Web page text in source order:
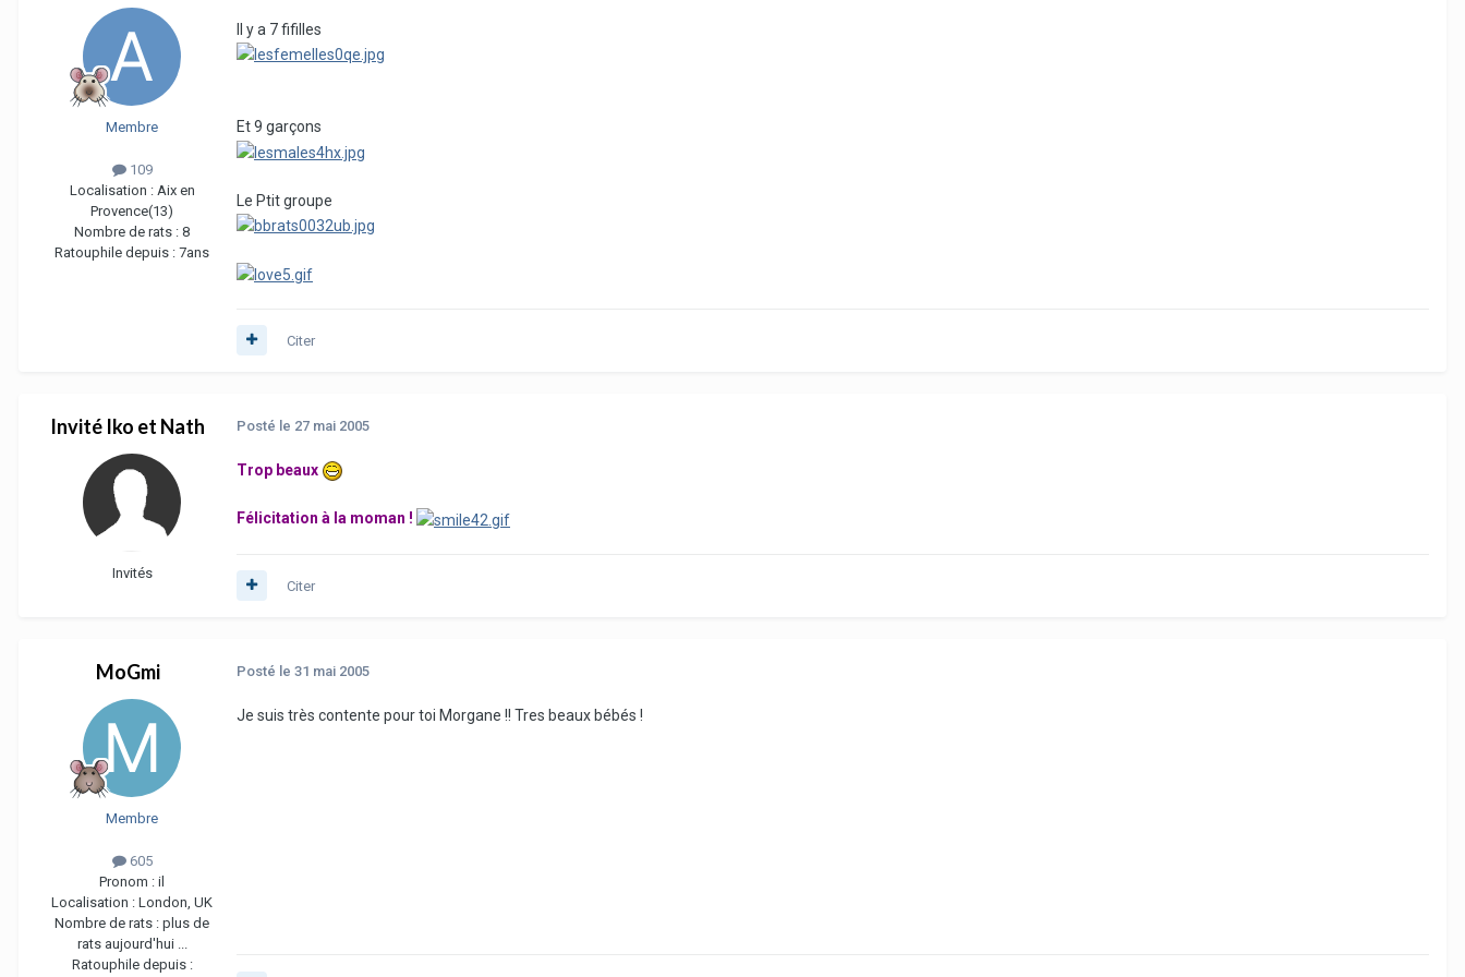
Membre
109
Localisation : Aix en
Provence(13)
Nombre de rats : 8
Ratouphile depuis : 7ans
Il y a 7 fifilles
Et 9 garçons
Le Ptit groupe
Citer
Invité Iko et Nath
Invités
Posté le 27 mai 2005
Trop beaux
Félicitation à la moman !
Citer
MoGmi
Membre
605
Pronom : il
Localisation : London, UK
Nombre de rats : plus de
rats aujourd'hui ...
Ratouphile depuis :
Posté le 31 mai 2005
Je suis très contente pour toi Morgane !! Tres beaux bébés !